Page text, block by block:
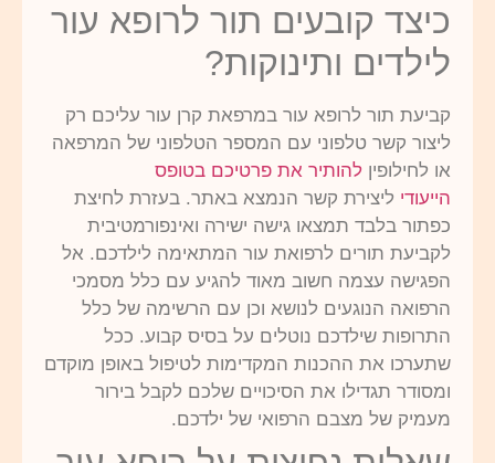
כיצד קובעים תור לרופא עור
לילדים ותינוקות?
קביעת תור לרופא עור במרפאת קרן עור עליכם רק
ליצור קשר טלפוני עם המספר הטלפוני של המרפאה
או לחילופין להותיר את פרטיכם בטופס
הייעודי ליצירת קשר הנמצא באתר. בעזרת לחיצת
כפתור בלבד תמצאו גישה ישירה ואינפורמטיבית
לקביעת תורים לרפואת עור המתאימה לילדכם. אל
הפגישה עצמה חשוב מאוד להגיע עם כלל מסמכי
הרפואה הנוגעים לנושא וכן עם הרשימה של כלל
התרופות שילדכם נוטלים על בסיס קבוע. ככל
שתערכו את ההכנות המקדימות לטיפול באופן מוקדם
ומסודר תגדילו את הסיכויים שלכם לקבל בירור
מעמיק של מצבם הרפואי של ילדכם.